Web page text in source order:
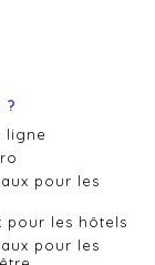
?
ligne
pour les
pour les hôtels
pour les